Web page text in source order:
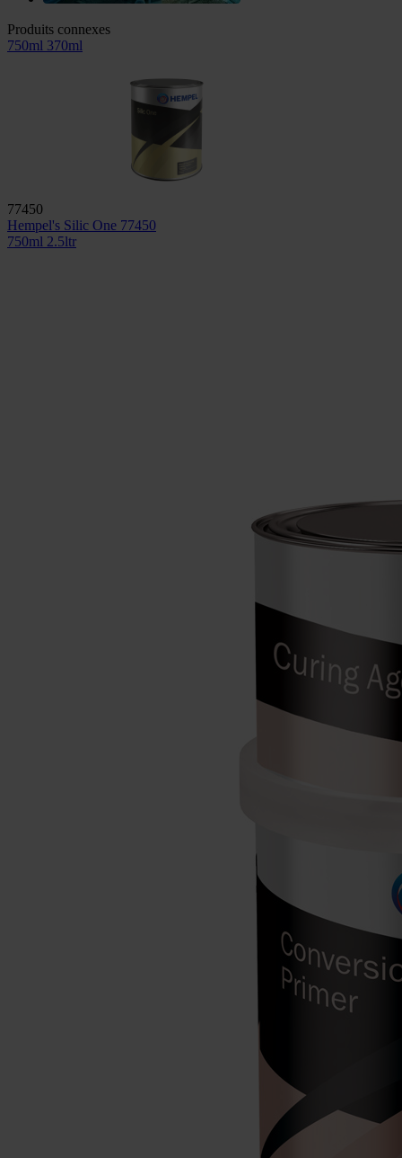
Produits connexes
750ml 370ml
77450
Hempel's Silic One 77450
750ml 2.5ltr